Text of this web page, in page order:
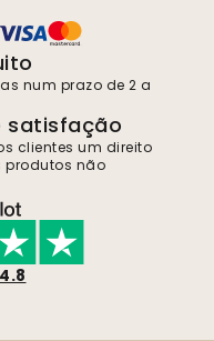
num prazo de 2 a
satisfação
clientes um direito
produtos não
4.8